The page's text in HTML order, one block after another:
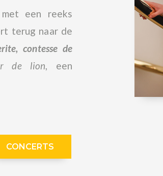
een reeks
terug naar de
contesse de
de lion, een
CONCERTS